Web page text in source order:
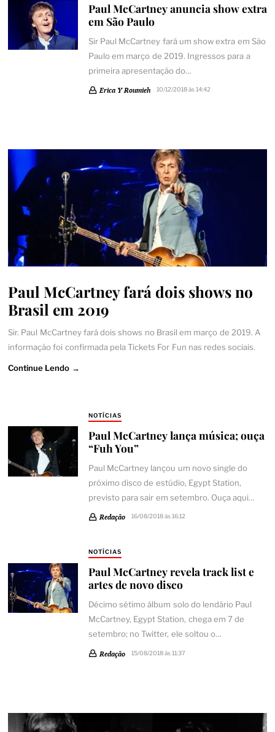
Paul McCartney anuncia show extra
em São Paulo
Sir Paul McCartney fará um show extra em São
Paulo em março de 2019. Ingressos para a
primeira apresentação do…
Erica Y Roumieh 10/12/2018 às 14:42
Paul McCartney fará dois shows no
Brasil em 2019
Sir. Paul McCartney fará dois shows no Brasil em março de 2019. A
informação foi confirmada pela Tickets For Fun nas redes sociais.
Continue Lendo →
NOTÍCIAS
Paul McCartney lança música; ouça
“Fuh You”
Paul McCartney lançou um novo single do
próximo disco de estúdio, Egypt Station,
previsto para sair em setembro. Ouça aqui…
Redação 16/08/2018 às 16:12
NOTÍCIAS
Paul McCartney revela track list e
artes de novo disco
Décimo sétimo álbum solo do lendário Paul
McCartney, Egypt Station, chega em 7 de
setembro; no Twitter, ele soltou o…
Redação 15/08/2018 às 11:37